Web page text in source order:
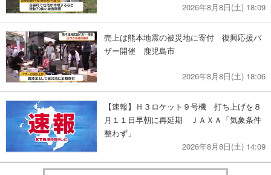
2026年8月8日(土) 18:09
売上は熊本地震の被災地に寄付 復興応援バ
ザー開催 鹿児島市
2026年8月8日(土) 18:06
【速報】Ｈ３ロケット９号機 打ち上げを８
月１１日早朝に再延期 ＪＡＸＡ「気象条件
整わず」
2026年8月8日(土) 14:09